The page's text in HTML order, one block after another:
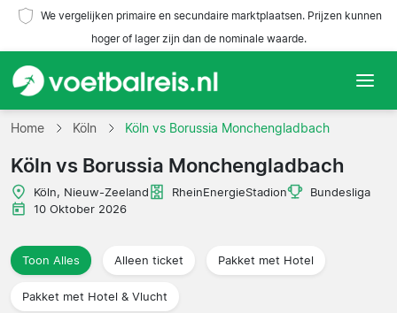
We vergelijken primaire en secundaire marktplaatsen. Prijzen kunnen
hoger of lager zijn dan de nominale waarde.
Home
Teams
Competities
Reisorganisaties
Home Köln Köln vs Borussia Monchengladbach
Köln vs Borussia Monchengladbach
Köln, Nieuw-Zeeland RheinEnergieStadion
Bundesliga
10 Oktober 2026
Toon Alles Alleen ticket Pakket met Hotel
Pakket met Hotel & Vlucht